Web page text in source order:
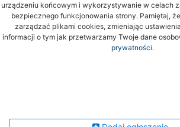
urządzeniu końcowym i wykorzystywanie w celach
bezpiecznego funkcjonowania strony. Pamiętaj,
zarządzać plikami cookies, zmieniając
informacji o tym jak przetwarzamy Twoje dane
prywatności.